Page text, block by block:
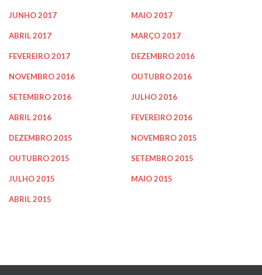
JUNHO 2017 MAIO 2017
ABRIL 2017 MARÇO 2017
FEVEREIRO 2017 DEZEMBRO 2016
NOVEMBRO 2016 OUTUBRO 2016
SETEMBRO 2016 JULHO 2016
ABRIL 2016 FEVEREIRO 2016
DEZEMBRO 2015 NOVEMBRO 2015
OUTUBRO 2015 SETEMBRO 2015
JULHO 2015 MAIO 2015
ABRIL 2015